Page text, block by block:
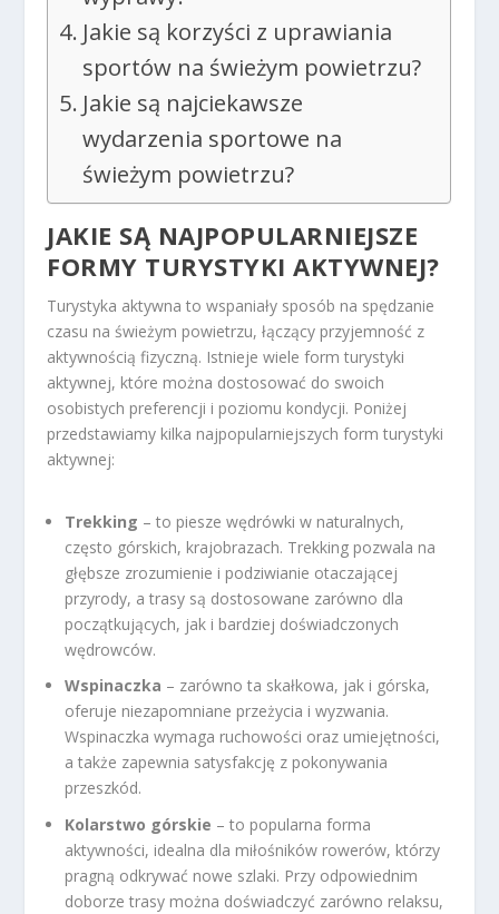
Jakie są korzyści z uprawiania
sportów na świeżym powietrzu?
Jakie są najciekawsze
wydarzenia sportowe na
świeżym powietrzu?
JAKIE SĄ NAJPOPULARNIEJSZE
FORMY TURYSTYKI AKTYWNEJ?
Turystyka aktywna to wspaniały sposób na spędzanie
czasu na świeżym powietrzu, łączący przyjemność z
aktywnością fizyczną. Istnieje wiele form turystyki
aktywnej, które można dostosować do swoich
osobistych preferencji i poziomu kondycji. Poniżej
przedstawiamy kilka najpopularniejszych form turystyki
aktywnej:
Trekking – to piesze wędrówki w naturalnych,
często górskich, krajobrazach. Trekking pozwala na
głębsze zrozumienie i podziwianie otaczającej
przyrody, a trasy są dostosowane zarówno dla
początkujących, jak i bardziej doświadczonych
wędrowców.
Wspinaczka – zarówno ta skałkowa, jak i górska,
oferuje niezapomniane przeżycia i wyzwania.
Wspinaczka wymaga ruchowości oraz umiejętności,
a także zapewnia satysfakcję z pokonywania
przeszkód.
Kolarstwo górskie – to popularna forma
aktywności, idealna dla miłośników rowerów, którzy
pragną odkrywać nowe szlaki. Przy odpowiednim
doborze trasy można doświadczyć zarówno relaksu,